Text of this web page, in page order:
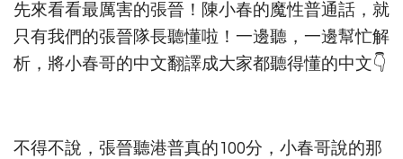
先來看看最厲害的張晉！陳小春的魔性普通話，就
只有我們的張晉隊長聽懂啦！一邊聽，一邊幫忙解
析，將小春哥的中文翻譯成大家都聽得懂的中文👇
不得不說，張晉聽港普真的100分，小春哥說的那